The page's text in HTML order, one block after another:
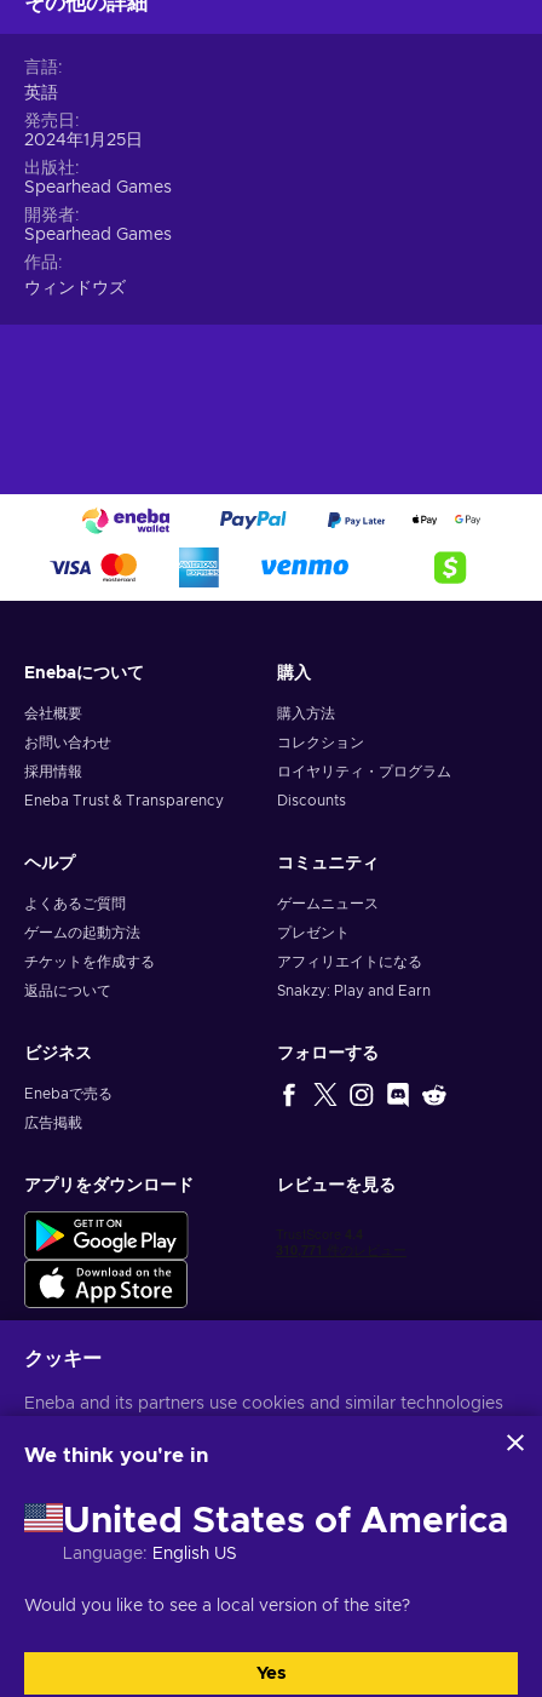
言語
英語
発売日
2024年1月25日
出版社
Spearhead Games
開発者
Spearhead Games
作品
ウィンドウズ
Enebaについて
会社概要
お問い合わせ
採用情報
Eneba Trust & Transparency
購入
購入方法
コレクション
ロイヤリティ・プログラム
Discounts
ヘルプ
よくあるご質問
ゲームの起動方法
チケットを作成する
返品について
コミュニティ
ゲームニュース
プレゼント
アフィリエイトになる
Snakzy: Play and Earn
ビジネス
Enebaで売る
広告掲載
フォローする
アプリをダウンロード レビューを見る
パーソナライズされたゲーム情報を入手
い。
クッキー
Eneba and its partners use cookies and similar technologies
website. We use this information to enhance content,
may also be used for ads personalization.
By clicking 'Accept all', you consent to the use of these
technologies by Eneba and its partners. You can adjust your
For more information on how Google uses your data, see
We think you're in
United States of America
Language: English US
Would you like to see a local version of the site?
Yes